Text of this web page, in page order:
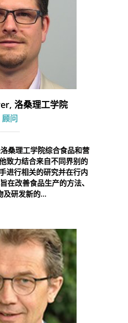
洛桑理工学院
顾问
桑理工学院综合食品和营
致力结合来自不同界别的
进行相关的研究并在行内
在改善食品生产的方法、
及研发新的...